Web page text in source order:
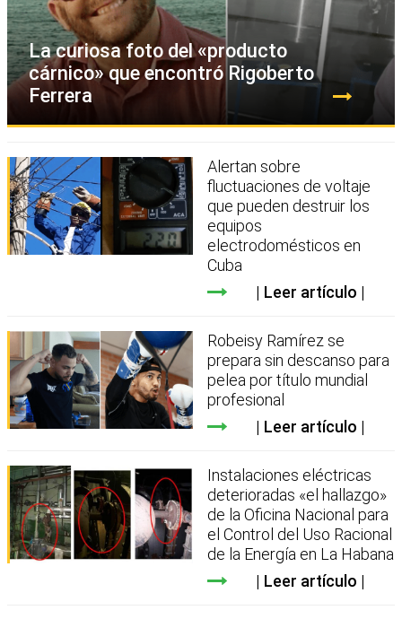
La curiosa foto del «producto
cárnico» que encontró Rigoberto
Ferrera
Alertan sobre
fluctuaciones de voltaje
que pueden destruir los
equipos
electrodomésticos en
Cuba
Leer artículo
Robeisy Ramírez se
prepara sin descanso para
pelea por título mundial
profesional
Leer artículo
Instalaciones eléctricas
deterioradas «el hallazgo»
de la Oficina Nacional para
el Control del Uso Racional
de la Energía en La Habana
Leer artículo